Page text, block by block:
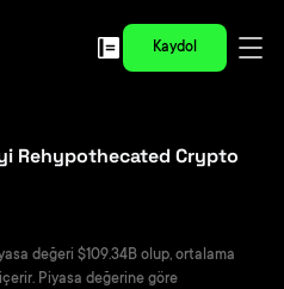
Kaydol
Rehypothecated Crypto
değeri $109.34B olup, ortalama
Piyasa değerine göre